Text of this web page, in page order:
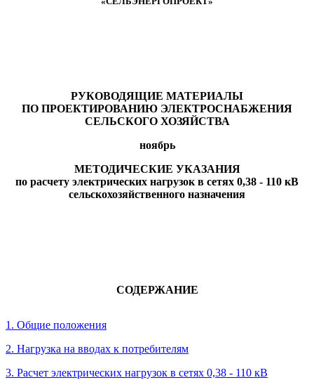
РУКОВОДЯЩИЕ МАТЕРИАЛЫ
ПО ПРОЕКТИРОВАНИЮ ЭЛЕКТРОСНАБЖЕНИЯ
СЕЛЬСКОГО ХОЗЯЙСТВА
ноябрь
МЕТОДИЧЕСКИЕ УКАЗАНИЯ
по расчету электрических нагрузок в сетях 0,38 - 110 кВ
сельскохозяйственного назначения
СОДЕРЖАНИЕ
1. Общие положения
2. Нагрузка на вводах к потребителям
3. Расчет электрических нагрузок в сетях 0,38 - 110 кВ